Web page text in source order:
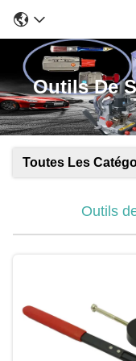
Outils De
Toutes Les
Outils